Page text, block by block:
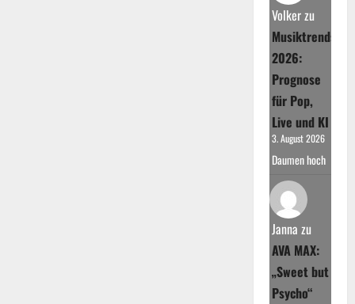
Volkerzu
Musiktrends
2026:
Prognose
für Pop,
Live und KI
3. August 2026
Daumen hoch
Janna zu
AVA MAX:
„Sweet but
Psycho“